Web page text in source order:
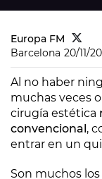
Europa FM
Barcelona 20/11/
Al no haber
muchas veces
cirugía estética
convencional,
entrar en un
Son muchos